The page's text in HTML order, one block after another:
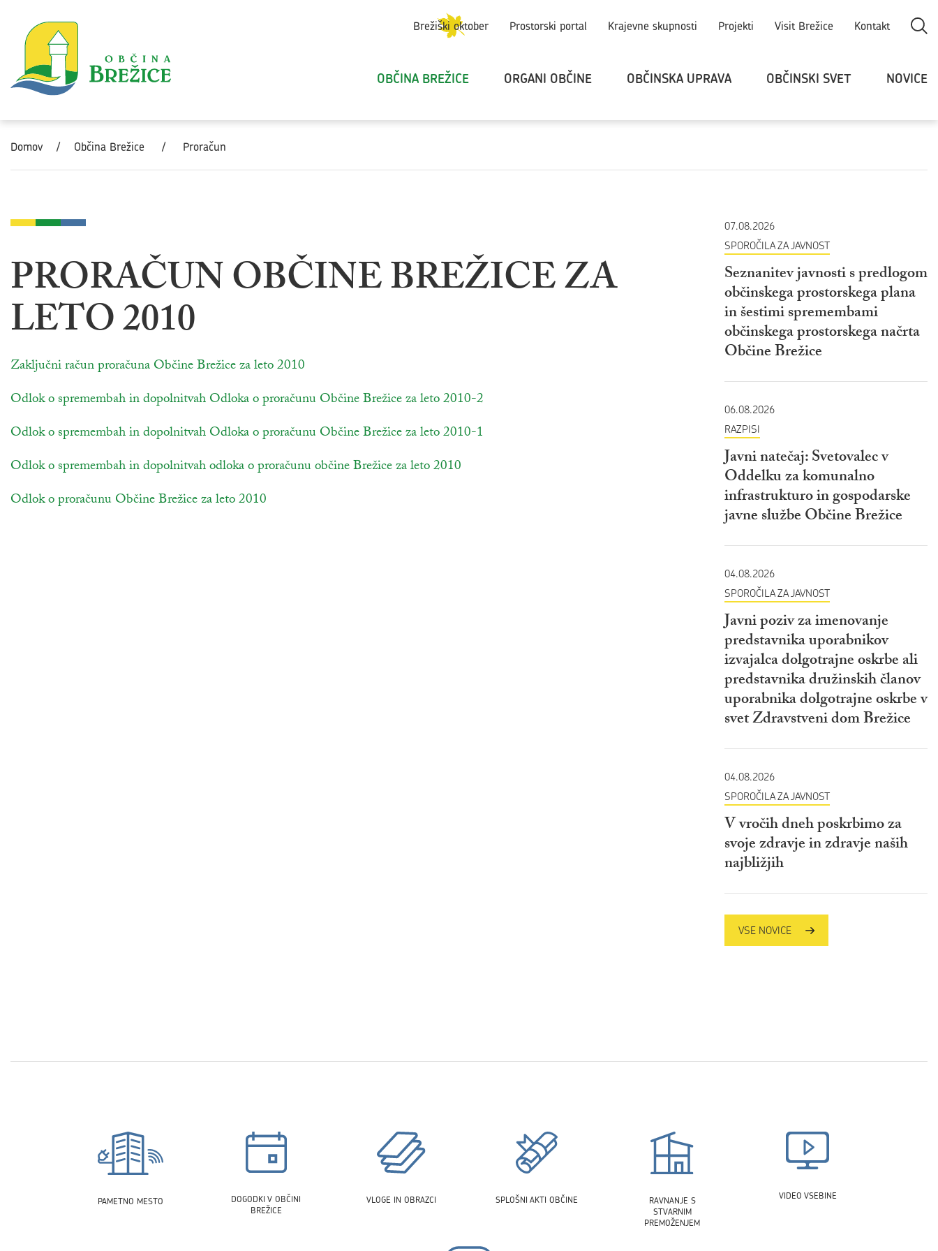
Brežiški oktober Prostorski portal Krajevne skupnosti Projekti Visit Brežice Kontakt
OBČINA BREŽICE ORGANI OBČINE OBČINSKA UPRAVA OBČINSKI SVET NOVICE
Domov / Občina Brežice / Proračun
PRORAČUN OBČINE BREŽICE ZA
LETO 2010
povezava na dokument
Zaključni račun proračuna Občine Brežice za leto 2010
povezava na dokument
Odlok o spremembah in dopolnitvah Odloka o proračunu Občine Brežice za leto 2010-2
povezava na dokument
Odlok o spremembah in dopolnitvah Odloka o proračunu Občine Brežice za leto 2010-1
povezava na dokument
Odlok o spremembah in dopolnitvah odloka o proračunu občine Brežice za leto 2010
povezava na dokument
Odlok o proračunu Občine Brežice za leto 2010
07.08.2026
SPOROČILA ZA JAVNOST
Seznanitev javnosti s predlogom
občinskega prostorskega plana
in šestimi spremembami
občinskega prostorskega načrta
Občine Brežice
06.08.2026
RAZPISI
Javni natečaj: Svetovalec v
Oddelku za komunalno
infrastrukturo in gospodarske
javne službe Občine Brežice
04.08.2026
SPOROČILA ZA JAVNOST
Javni poziv za imenovanje
predstavnika uporabnikov
izvajalca dolgotrajne oskrbe ali
predstavnika družinskih članov
uporabnika dolgotrajne oskrbe v
svet Zdravstveni dom Brežice
04.08.2026
SPOROČILA ZA JAVNOST
V vročih dneh poskrbimo za
svoje zdravje in zdravje naših
najbližjih
VSE NOVICE
PAMETNO MESTO
DOGODKI V OBČINI
BREŽICE
VLOGE IN OBRAZCI SPLOŠNI AKTI OBČINE
RAVNANJE S
STVARNIM
PREMOŽENJEM
VIDEO VSEBINE